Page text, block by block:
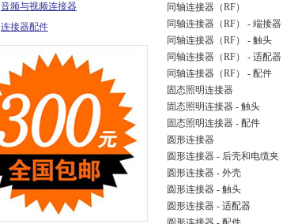
音频与视频连接器
连接器配件
同轴连接器（RF）
同轴连接器（RF） - 端接器
同轴连接器（RF） - 触头
同轴连接器（RF） - 适配器
同轴连接器（RF） - 配件
固态照明连接器
固态照明连接器 - 触头
固态照明连接器 - 配件
圆形连接器
圆形连接器 - 后壳和电缆夹
圆形连接器 - 外壳
圆形连接器 - 触头
圆形连接器 - 适配器